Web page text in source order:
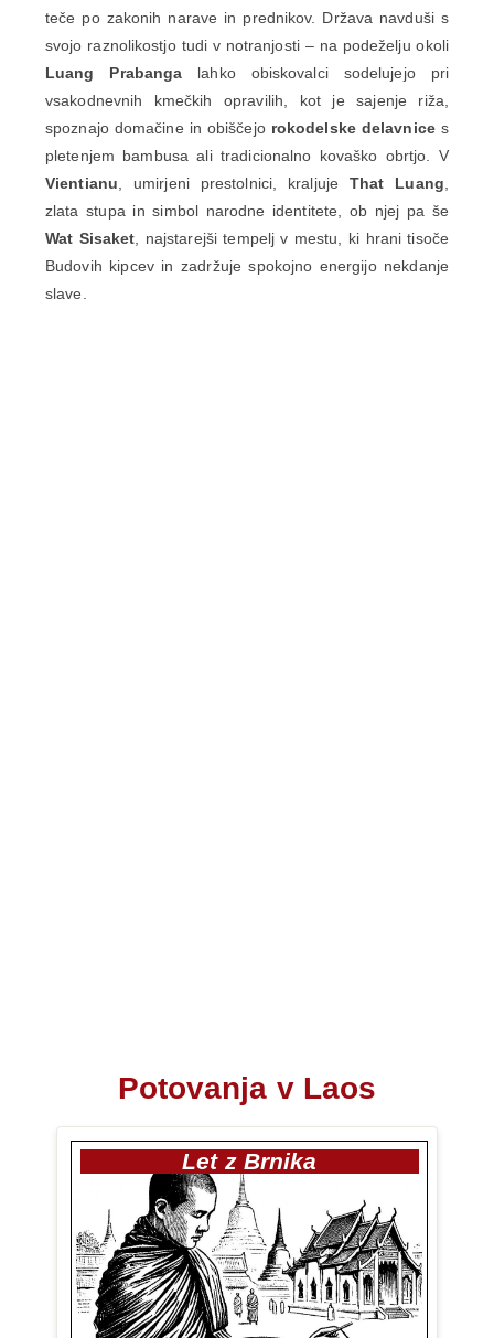
teče po zakonih narave in prednikov. Država navduši s
svojo raznolikostjo tudi v notranjosti – na podeželju okoli
Luang Prabanga lahko obiskovalci sodelujejo pri
vsakodnevnih kmečkih opravilih, kot je sajenje riža,
spoznajo domačine in obiščejo rokodelske delavnices
pletenjem bambusa ali tradicionalno kovaško obrtjo. V
Vientianu , umirjeni prestolnici, kraljuje That Luang
zlata stupa in simbol narodne identitete, ob njej pa še
Wat Sisaket , najstarejši tempelj v mestu, ki hrani tisoče
Budovih kipcev in zadržuje spokojno energijo nekdanje
slave.
Potovanja v Laos
Let z Brnika